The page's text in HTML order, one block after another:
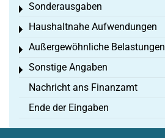
Sonderausgaben
Toggle menu
Haushaltnahe Aufwendungen
Toggle menu
Außergewöhnliche Belastungen
Toggle menu
Sonstige Angaben
Toggle menu
Nachricht ans Finanzamt
Ende der Eingaben